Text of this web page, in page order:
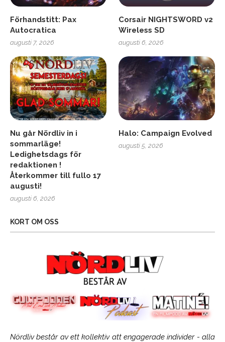
Förhandstitt: Pax
Autocratica
augusti 7, 2026
Corsair NIGHTSWORD v2
Wireless SD
augusti 6, 2026
Nu går Nördliv in i
sommarläge!
Ledighetsdags för
redaktionen !
Återkommer till fullo 17
augusti!
augusti 6, 2026
Halo: Campaign Evolved
augusti 5, 2026
KORT OM OSS
Nördliv består av ett kollektiv att engagerade individer - alla